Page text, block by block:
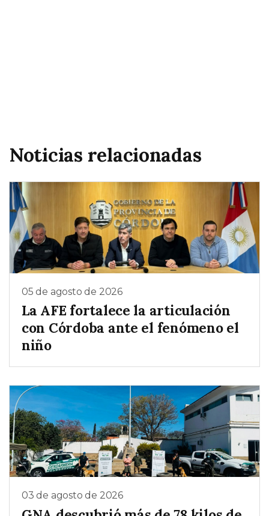
Noticias relacionadas
05 de agosto de 2026
La AFE fortalece la articulación
con Córdoba ante el fenómeno el
niño
03 de agosto de 2026